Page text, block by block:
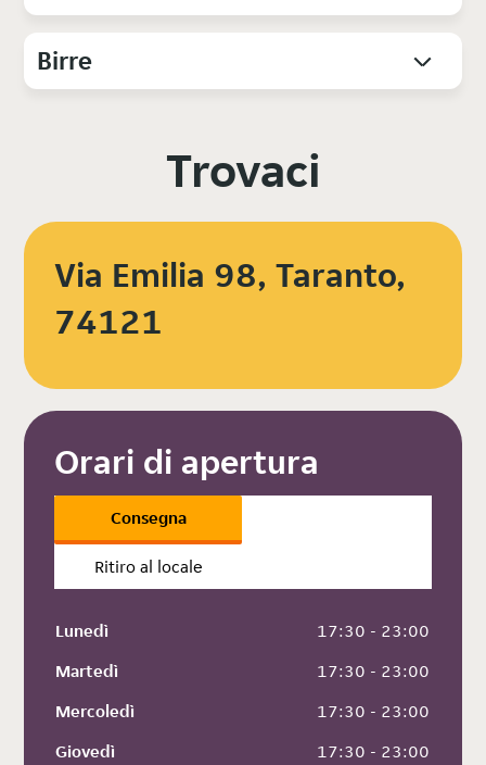
Birre
Trovaci
Via Emilia 98, Taranto,
74121
Orari di apertura
Consegna
Ritiro al locale
Lunedì
17:30 - 23:00
Martedì
17:30 - 23:00
Mercoledì
17:30 - 23:00
Giovedì
17:30 - 23:00